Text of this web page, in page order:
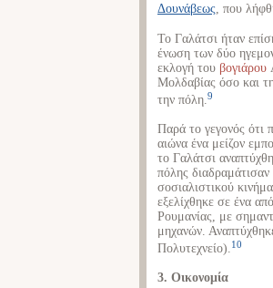
Δουνάβεως, που
Το Γαλάτσι ήταν
ένωση των δύο
εκλογή του βογιάρου
Μολδαβίας όσο και
την πόλη. 9
Παρά το γεγονός ότι
αιώνα ένα μείζον
το Γαλάτσι
πόλης
σοσιαλιστικού
εξελίχθηκε σε ένα
Ρουμανίας, με
μηχανών.
Πολυτεχνείο).10
3. Οικονομία